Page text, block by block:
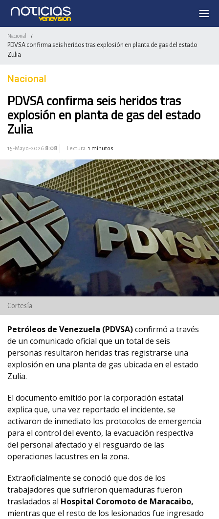
Nacional /
PDVSA confirma seis heridos tras explosión en planta de gas del estado
Zulia
Nacional
PDVSA confirma seis heridos tras
explosión en planta de gas del estado
Zulia
15-Mayo-2026 8:08 Lectura: 1 minutos
Cortesía
Petróleos de Venezuela (PDVSA)confirmó a través
de un comunicado oficial que un total de seis
personas resultaron heridas tras registrarse una
explosión en una planta de gas ubicada en el estado
Zulia.
El documento emitido por la corporación estatal
explica que, una vez reportado el incidente, se
activaron de inmediato los protocolos de emergencia
para el control del evento, la evacuación respectiva
del personal afectado y el resguardo de las
operaciones lacustres en la zona.
Extraoficialmente se conoció que dos de los
trabajadores que sufrieron quemaduras fueron
trasladados al Hospital Coromoto de Maracaibo,
mientras que el resto de los lesionados fue ingresado